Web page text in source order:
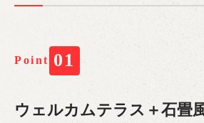
Point 01
ウェルカムテラス＋石畳